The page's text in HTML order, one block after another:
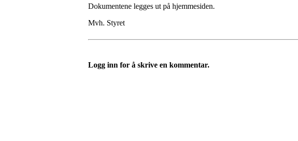
Dokumentene legges ut på hjemmesiden.
Mvh. Styret
Logg inn for å skrive en kommentar.